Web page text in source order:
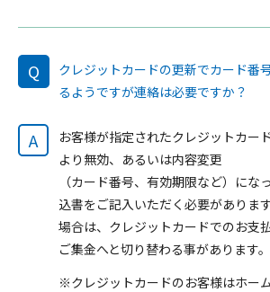
Q
クレジットカードの更新でカード番
るようですが連絡は必要ですか？
A
お客様が指定されたクレジットカー
より無効、あるいは内容変更
（カード番号、有効期限など）にな
込書をご記入いただく必要がありま
場合は、クレジットカードでのお支
ご集金へと切り替わる事があります。
※クレジットカードのお客様はホー